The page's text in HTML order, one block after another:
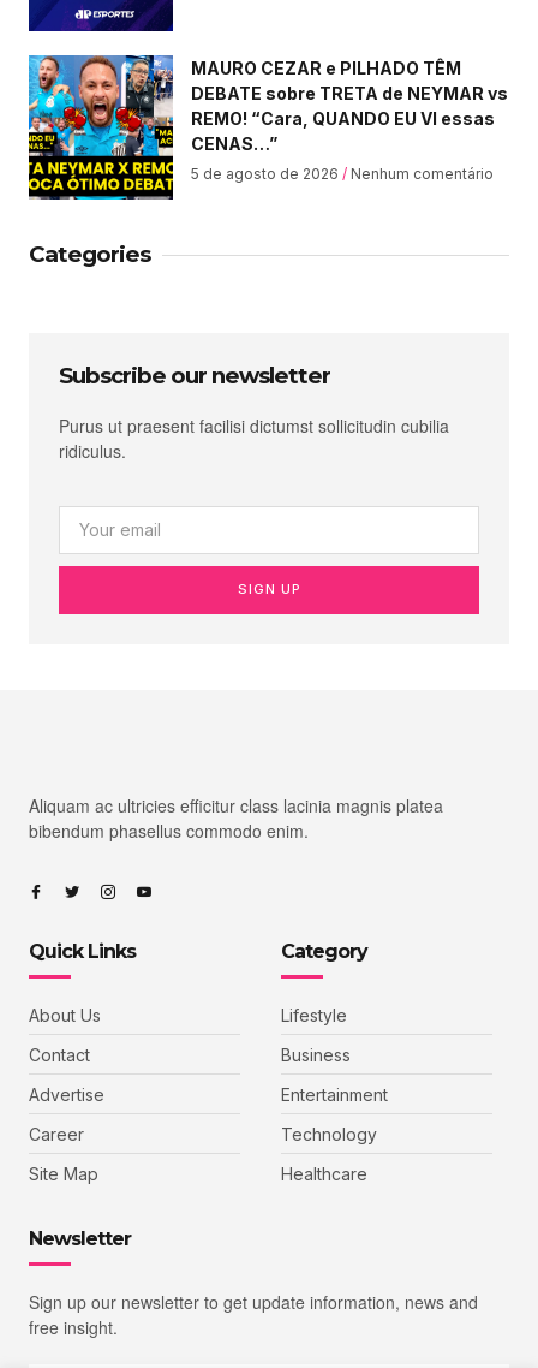
MAURO CEZAR e PILHADO TÊM
DEBATE sobre TRETA de NEYMAR vs
REMO! “Cara, QUANDO EU VI essas
CENAS…”
5 de agosto de 2026 Nenhum comentário
Categories
Subscribe our newsletter
Purus ut praesent facilisi dictumst sollicitudin cubilia
ridiculus.
SIGN UP
Aliquam ac ultricies efficitur class lacinia magnis platea
bibendum phasellus commodo enim.
Quick Links
About Us
Contact
Advertise
Career
Site Map
Category
Lifestyle
Business
Entertainment
Technology
Healthcare
Newsletter
Sign up our newsletter to get update information, news and
free insight.